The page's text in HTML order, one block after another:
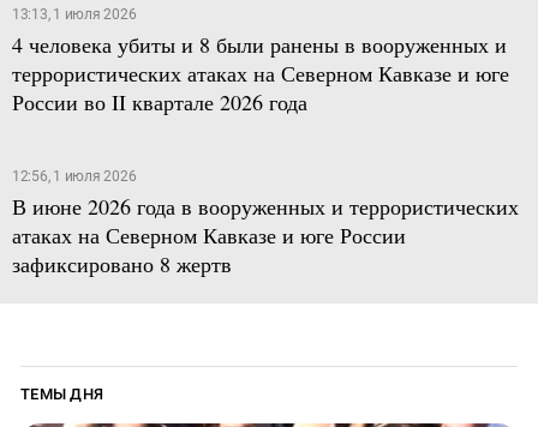
13:13, 1 июля 2026
4 человека убиты и 8 были ранены в вооруженных и
террористических атаках на Северном Кавказе и юге
России во II квартале 2026 года
12:56, 1 июля 2026
В июне 2026 года в вооруженных и террористических
атаках на Северном Кавказе и юге России
зафиксировано 8 жертв
ТЕМЫ ДНЯ